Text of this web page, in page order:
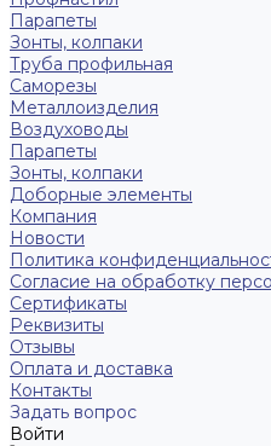
Парапеты
Зонты, колпаки
Труба профильная
Саморезы
Металлоизделия
Воздуховоды
Парапеты
Зонты, колпаки
Доборные элементы
Компания
Новости
Политика
Согласие на обработку
Сертификаты
Реквизиты
Отзывы
Оплата и доставка
Контакты
Задать вопрос
Войти